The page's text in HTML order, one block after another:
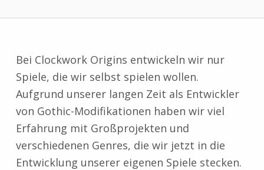
Bei Clockwork Origins entwickeln wir nur
Spiele, die wir selbst spielen wollen.
Aufgrund unserer langen Zeit als Entwickler
von Gothic-Modifikationen haben wir viel
Erfahrung mit Großprojekten und
verschiedenen Genres, die wir jetzt in die
Entwicklung unserer eigenen Spiele stecken.